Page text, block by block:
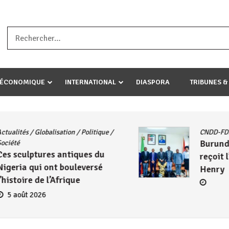
umariye umuryango wawe canke igihugu cakwibarutse
INTERNATIONAL DIASPORA TRIBUNES
/
du
CNDD-FDD/Diplomatie
Burundi – Kenya : Le
reçoit l’ambassadeur
Henry